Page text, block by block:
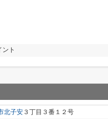
ント
北子安 ３丁目３番１２号